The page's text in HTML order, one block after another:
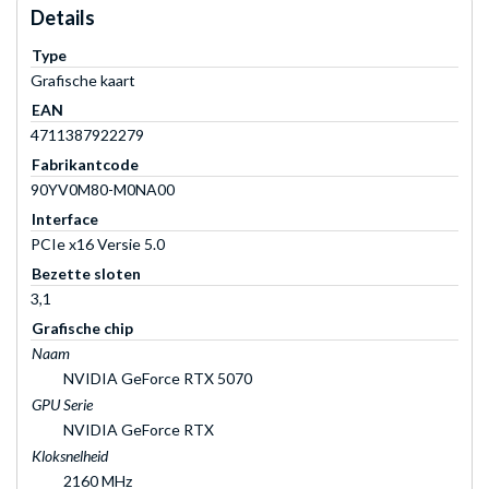
Details
Type
Grafische kaart
EAN
4711387922279
Fabrikantcode
90YV0M80-M0NA00
Interface
PCIe x16 Versie 5.0
Bezette sloten
3,1
Grafische chip
Naam
NVIDIA GeForce RTX 5070
GPU Serie
NVIDIA GeForce RTX
Kloksnelheid
2160 MHz